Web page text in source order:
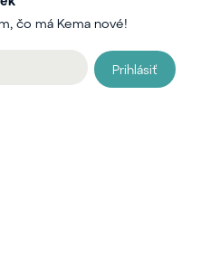
čo má Kema nové!
Prihlásiť